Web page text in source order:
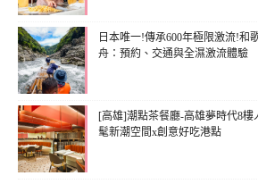
日本唯一!傳承600年極限激流!和
舟：預約、交通與全濕激流體驗
[高雄]潮點茶餐廳-高雄夢時代8
髦新潮空間x創意好吃港點